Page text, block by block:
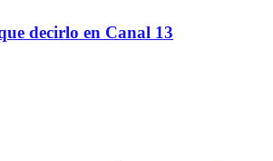
decirlo en Canal 13